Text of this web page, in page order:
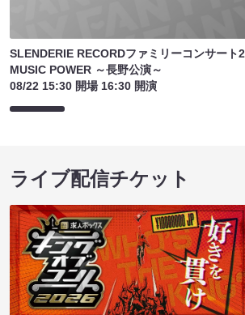
SLENDERIE RECORDファミリーコンサート
MUSIC POWER ～長野公演～
08/22 15:30 開場 16:30 開演
ライブ配信チケット